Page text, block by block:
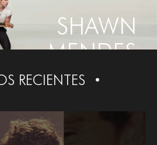
SHAWN
MENDES
RECIENTES